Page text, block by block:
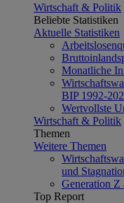
Wirtschaft & Politik
Beliebte Statistiken
Aktuelle Statistiken
Monatliche
BIP 1992-
Wertvollste
Wirtschaft & Politik
Themen
Weitere Themen
und
Generation Z
Top Report